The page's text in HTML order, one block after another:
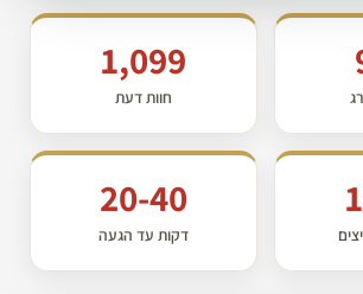
1,099
חוות דעת
20-40
דקות עד הגעה